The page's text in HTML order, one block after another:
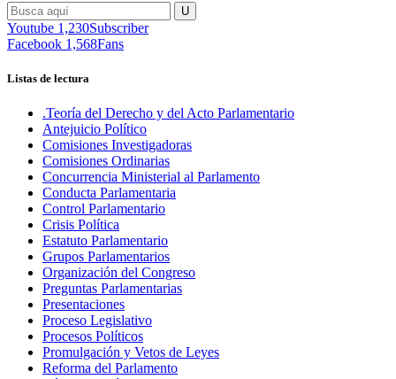
Youtube 1,230Subscriber
Facebook 1,568Fans
Listas de lectura
.Teoría del Derecho y del Acto Parlamentario
Antejuicio Político
Comisiones Investigadoras
Comisiones Ordinarias
Concurrencia Ministerial al Parlamento
Conducta Parlamentaria
Control Parlamentario
Crisis Política
Estatuto Parlamentario
Grupos Parlamentarios
Organización del Congreso
Preguntas Parlamentarias
Presentaciones
Proceso Legislativo
Procesos Políticos
Promulgación y Vetos de Leyes
Reforma del Parlamento